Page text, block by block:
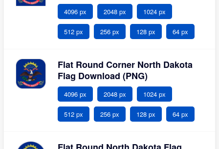
4096 px 2048 px 1024 px
512 px 256 px 128 px 64 px
Flat Round Corner North Dakota
Flag Download (PNG)
4096 px 2048 px 1024 px
512 px 256 px 128 px 64 px